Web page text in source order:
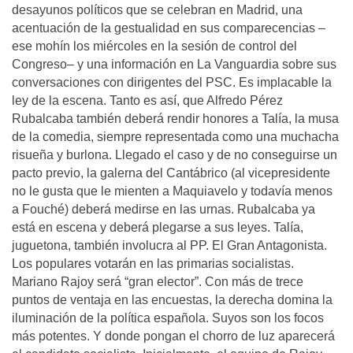
desayunos políticos que se celebran en Madrid, una
acentuación de la gestualidad en sus comparecencias –
ese mohín los miércoles en la sesión de control del
Congreso– y una información en La Vanguardia sobre sus
conversaciones con dirigentes del PSC. Es implacable la
ley de la escena. Tanto es así, que Alfredo Pérez
Rubalcaba también deberá rendir honores a Talía, la musa
de la comedia, siempre representada como una muchacha
risueña y burlona. Llegado el caso y de no conseguirse un
pacto previo, la galerna del Cantábrico (al vicepresidente
no le gusta que le mienten a Maquiavelo y todavía menos
a Fouché) deberá medirse en las urnas. Rubalcaba ya
está en escena y deberá plegarse a sus leyes. Talía,
juguetona, también involucra al PP. El Gran Antagonista.
Los populares votarán en las primarias socialistas.
Mariano Rajoy será “gran elector”. Con más de trece
puntos de ventaja en las encuestas, la derecha domina la
iluminación de la política española. Suyos son los focos
más potentes. Y donde pongan el chorro de luz aparecerá